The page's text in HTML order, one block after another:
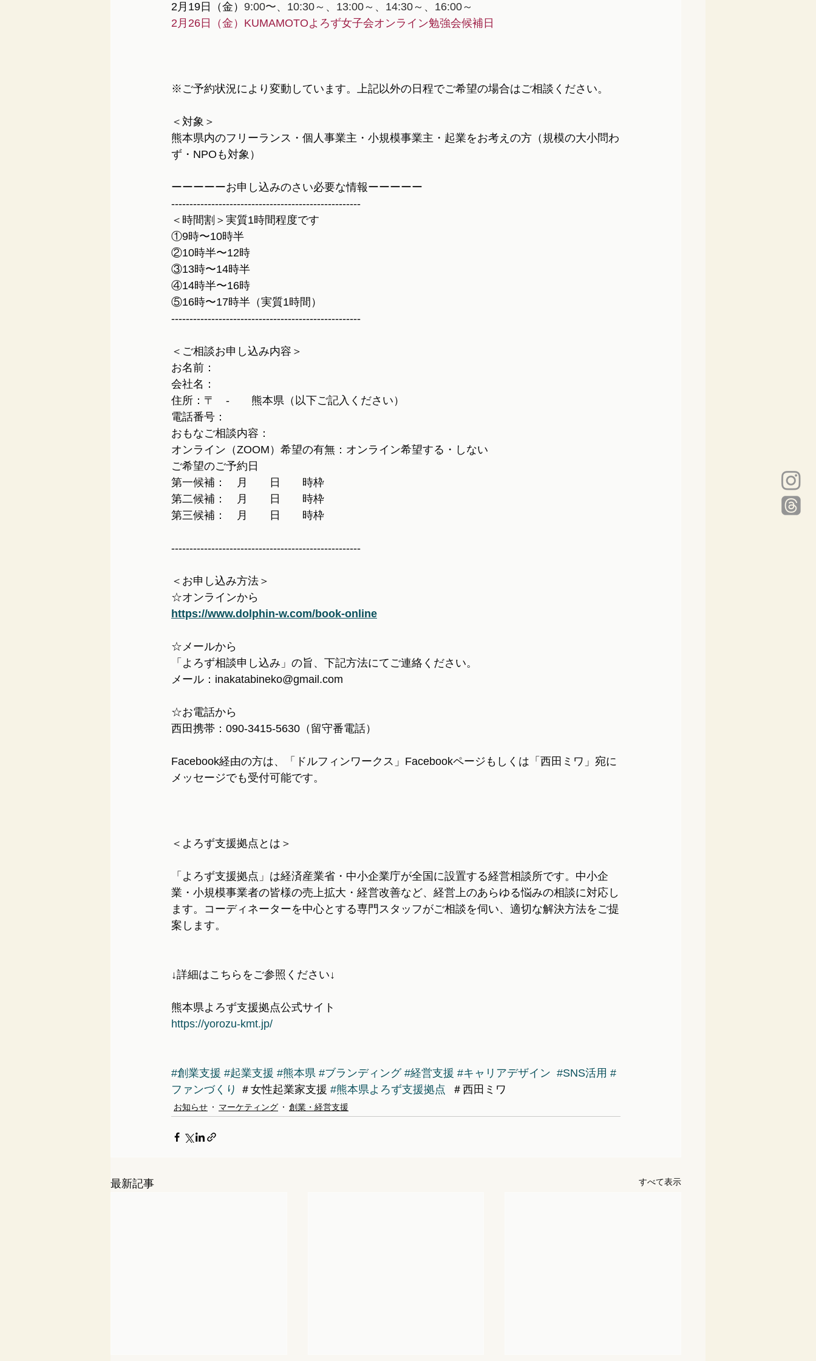
2月19日（金） 9:00〜、10:30～、13:00～、14:30～、16:00～
2月26日（金）KUMAMOTOよろず女子会オンライン勉強会候補日
※ご予約状況により変動しています。上記以外の日程でご希望の場合はご相談ください。
＜対象＞
熊本県内のフリーランス・個人事業主・小規模事業主・起業をお考えの方（規模の大小問わ
ず・NPOも対象）
ーーーーーお申し込みのさい必要な情報ーーーーー
----------------------------------------------------
＜時間割＞実質1時間程度です
①9時〜10時半
②10時半〜12時
③13時〜14時半
④14時半〜16時
⑤16時〜17時半（実質1時間）
----------------------------------------------------
＜ご相談お申し込み内容＞
お名前：
会社名：
住所：〒　-　　熊本県（以下ご記入ください）
電話番号：
おもなご相談内容：
オンライン（ZOOM）希望の有無：オンライン希望する・しない
ご希望のご予約日
第一候補：　月　　日　　時枠
第二候補：　月　　日　　時枠
第三候補：　月　　日　　時枠
----------------------------------------------------
＜お申し込み方法＞
☆オンラインから
https://www.dolphin-w.com/book-online
☆メールから
「よろず相談申し込み」の旨、下記方法にてご連絡ください。
メール：inakatabineko@gmail.com
☆お電話から
西田携帯：090-3415-5630（留守番電話）
Facebook経由の方は、「ドルフィンワークス」Facebookページもしくは「西田ミワ」宛に
メッセージでも受付可能です。
＜よろず支援拠点とは＞
「よろず支援拠点」は経済産業省・中小企業庁が全国に設置する経営相談所です。中小企
業・小規模事業者の皆様の売上拡大・経営改善など、経営上のあらゆる悩みの相談に対応し
ます。コーディネーターを中心とする専門スタッフがご相談を伺い、適切な解決方法をご提
案します。
↓詳細はこちらをご参照ください↓
熊本県よろず支援拠点公式サイト
https://yorozu-kmt.jp/
#創業支援 #起業支援 #熊本県 #ブランディング #経営支援 #キャリアデザイン #SNS活用 #
ファンづくり
＃女性起業家支援 #熊本県よろず支援拠点
  ＃西田ミワ
お知らせ マーケティング 創業・経営支援
最新記事 すべて表示